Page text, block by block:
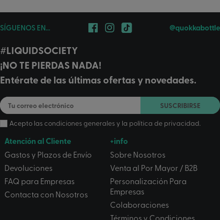
SÍGUENOS EN... @quokkabottle
#LIQUIDSOCIETY
¡NO TE PIERDAS NADA!
Entérate de las últimas ofertas y novedades.
SUSCRIBIRSE
Acepto lascondiciones generales y la política de privacidad.
Atención al Cliente
Gastos y Plazos de Envío
Devoluciones
FAQ para Empresas
Contacta con Nosotros
+info
Sobre Nosotros
Venta al Por Mayor / B2B
Personalización Para
Empresas
Colaboraciones
Términos y Condiciones